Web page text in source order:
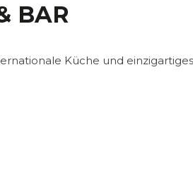
BAR
Küche und